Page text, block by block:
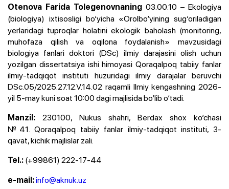
Otenova Farida Tolegenovnaning 03.00.10 – Ekologiya
(biologiya) ixtisosligi bo‘yicha «Orolbo‘yining sug‘oriladigan
yerlaridagi tuproqlar holatini ekologik baholash (monitoring,
muhofaza qilish va oqilona foydalanish» mavzusidagi
biologiya fanlari doktori (DSc) ilmiy darajasini olish uchun
yozilgan dissertatsiya ishi himoyasi Qoraqalpoq tabiiy fanlar
ilmiy-tadqiqot instituti huzuridagi ilmiy darajalar beruvchi
DSc.05/2025.27.12.V.14.02 raqamli Ilmiy kengashning 2026-
yil 5-may kuni soat 10:00 dagi majlisida bo‘lib o‘tadi.
Manzil: 230100, Nukus shahri, Berdax shox ko‘chasi
№41. Qoraqalpoq tabiiy fanlar ilmiy-tadqiqot instituti, 3-
qavat, kichik majlislar zali.
Tel.: (+99861) 222-17-44
e-mail:info@aknuk.uz